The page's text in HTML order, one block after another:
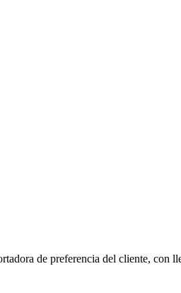
de preferencia del cliente, con